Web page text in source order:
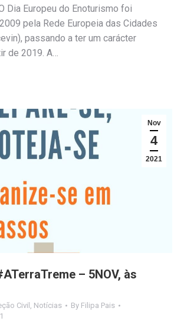
Dia Europeu do Enoturismo foi
pela Rede Europeia das Cidades
passando a ter um carácter
de 2019. A…
Nov
4
2021
– 5NOV, às
Civil Notícias By Filipa Pais